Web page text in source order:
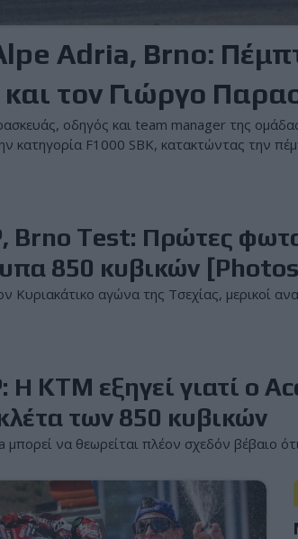
Adria, Brno:
τον Γιώργο
οδηγός και team manager της
κατηγορία F1000 SBK, κατακτώντας την
Brno Test: Πρώτες
850 κυβικών
Κυριακάτικο αγώνα της Τσεχίας, μερικοί
Η KTM εξηγεί γιατί ο
των 850 κυβικών
να θεωρείται πλέον σχεδόν βέβαιο